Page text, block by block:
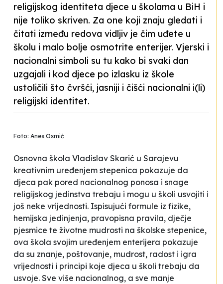
religijskog identiteta djece u školama u BiH i
nije toliko skriven. Za one koji znaju gledati i
čitati između redova vidljiv je čim uđete u
školu i malo bolje osmotrite enterijer. Vjerski i
nacionalni simboli su tu kako bi svaki dan
uzgajali i kod djece po izlasku iz škole
ustoličili što čvršći, jasniji i čišći nacionalni i(li)
religijski identitet.
Foto: Anes Osmić
Osnovna škola Vladislav Skarić u Sarajevu
kreativnim uređenjem stepenica pokazuje da
djeca pak pored nacionalnog ponosa i snage
religijskog jedinstva trebaju i mogu u školi usvojiti i
još neke vrijednosti. Ispisujući formule iz fizike,
hemijska jedinjenja, pravopisna pravila, dječje
pjesmice te životne mudrosti na školske stepenice,
ova škola svojim uređenjem enterijera pokazuje
da su znanje, poštovanje, mudrost, radost i igra
vrijednosti i principi koje djeca u školi trebaju da
usvoje. Sve više nacionalnog, a sve manje